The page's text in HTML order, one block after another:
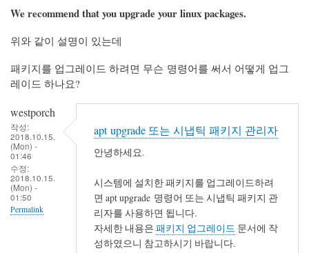
We recommend that you upgrade your linux packages.
위와 같이 설명이 있는데
패키지를 업그레이드 하려면 무슨 명령어를 써서 어떻게 업그
레이드 하나요?
westporch
작성:
2018.10.15.
(Mon) -
01:46
수정:
2018.10.15.
(Mon) -
01:50
Permalink
apt upgrade 또는 시냅틱 패키지 관리자
안녕하세요.
시스템에 설치한 패키지를 업그레이드하려
면 apt upgrade 명령어 또는 시냅틱 패키지 관
리자를 사용하면 됩니다.
자세한 내용은 패키지 업그레이드 문서에 작
성하였으니 참고하시기 바랍니다.